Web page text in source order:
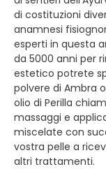
di costituzioni
anamnesi
esperti in questa
da 5000 anni per
estetico potrete
polvere di Ambra
olio di Perilla
massaggi e
miscelate con
vostra pelle a
altri trattamenti.